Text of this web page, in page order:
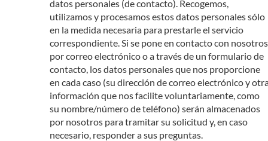
datos personales (de contacto). Recogemos,
utilizamos y procesamos estos datos personales sólo
en la medida necesaria para prestarle el servicio
correspondiente. Si se pone en contacto con nosotros
por correo electrónico o a través de un formulario de
contacto, los datos personales que nos proporcione
en cada caso (su dirección de correo electrónico y
información que nos facilite voluntariamente, como
su nombre/número de teléfono) serán almacenados
por nosotros para tramitar su solicitud y, en caso
necesario, responder a sus preguntas.